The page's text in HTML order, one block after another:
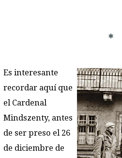
*
Es interesante
recordar aquí que
el Cardenal
Mindszenty, antes
de ser preso el 26
de diciembre de